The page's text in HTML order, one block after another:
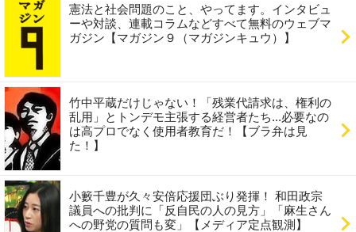
憲法と社会問題のこと、やってます。インタビュ
ーや対談、連載コラムなどすべて無料のウェブマ
ガジン【マガジン９（マガジンキュウ）】
竹中平蔵だけじゃない！「残業代請求は、権利の
乱用」とトンデモ主張する経営者たち...必要なの
は高プロでなく使用者教育だ！【ブラ弁は見
た！】
小籔千豊が久々安倍応援団ぶり発揮！ 和田政宗
議員への批判に「反自民の人の見方」「麻生さん
への野党の質問も変」【メディア定点観測】